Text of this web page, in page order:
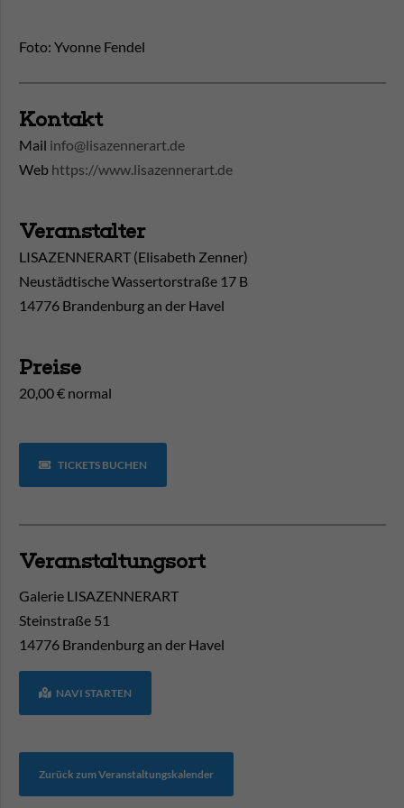
Foto: Yvonne Fendel
Kontakt
Mail info@lisazennerart.de
Web https://www.lisazennerart.de
Veranstalter
LISAZENNERART (Elisabeth Zenner)
Neustädtische Wassertorstraße 17 B
14776 Brandenburg an der Havel
Preise
20,00 € normal
TICKETS BUCHEN
Veranstaltungsort
Galerie LISAZENNERART
Steinstraße 51
14776 Brandenburg an der Havel
NAVI STARTEN
Zurück zum Veranstaltungskalender